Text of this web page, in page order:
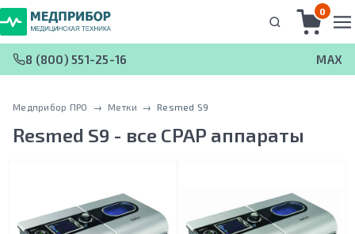
0
8 (800) 551-25-16 MAX
Медприбор ПРО → Метки → Resmed S9
Resmed S9 - все CPAP аппараты